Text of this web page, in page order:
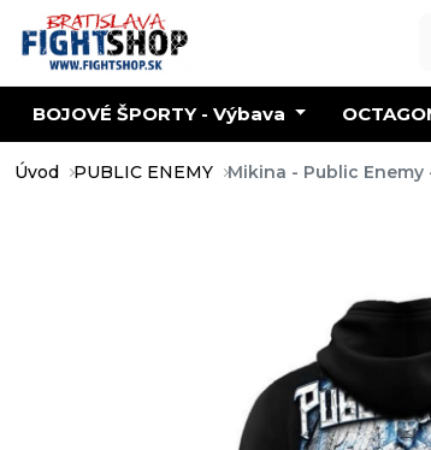
BOJOVÉ ŠPORTY - Výbava
Úvod PUBLIC ENEMY Mikina - Public